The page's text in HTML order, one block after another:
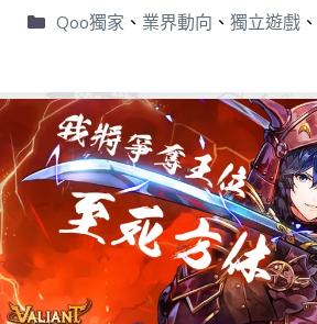
Qoo獨家 、 業界動向 、 獨立遊戲、